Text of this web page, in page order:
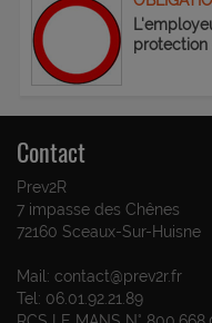
protection
Contact
Prev2R
7 impasse des Chênes
72160 Sceaux-Sur-Huisne
Mail: contact@prev2r.fr
Tel: 06.01.92.21.89